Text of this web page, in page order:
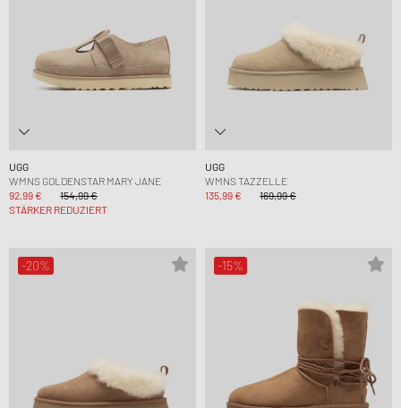
UGG
WMNS GOLDENSTAR MARY JANE
92,99 €
154,99 €
STÄRKER REDUZIERT
UGG
WMNS TAZZELLE
135,99 €
169,99 €
-20% -15%